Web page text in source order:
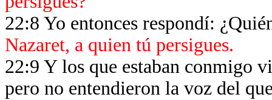
22:8 Yo entonces respondí:
Nazaret, a quien tú persigues.
22:9 Y los que estaban conmigo
pero no entendieron la voz del